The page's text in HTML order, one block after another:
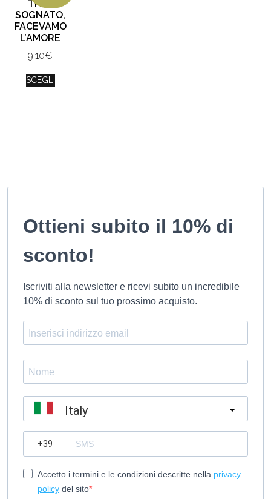
TI HO
SOGNATO,
FACEVAMO
L’AMORE
9.10€
SCEGLI
Ottieni subito il 10% di
sconto!
Iscriviti alla newsletter e ricevi subito un incredibile
10% di sconto sul tuo prossimo acquisto.
Italy
Accetto i termini e le condizioni descritte nella privacy
policy del sito